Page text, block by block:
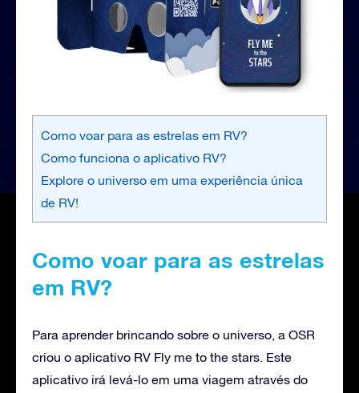
Como voar para as estrelas em RV?
Como funciona o aplicativo RV?
Explore o universo em uma experiência única
de RV!
Como voar para as estrelas
em RV?
Para aprender brincando sobre o universo, a OSR
criou o aplicativo RV Fly me to the stars. Este
aplicativo irá levá-lo em uma viagem através do